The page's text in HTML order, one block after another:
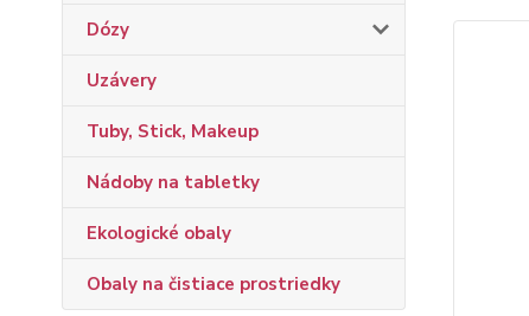
Dózy
Uzávery
Tuby, Stick, Makeup
Nádoby na tabletky
Ekologické obaly
Obaly na čistiace prostriedky